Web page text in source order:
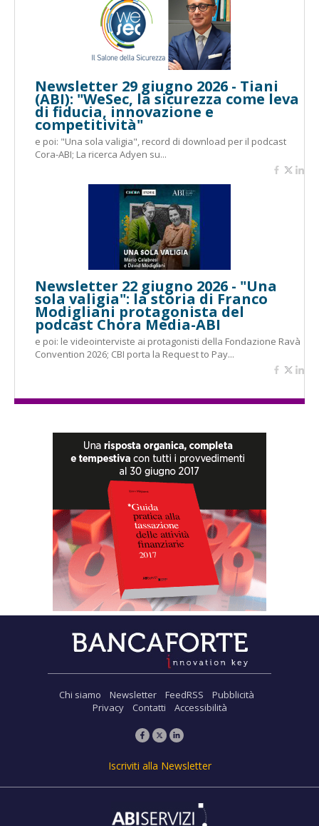
Newsletter 29 giugno 2026 - Tiani
(ABI): "WeSec, la sicurezza come leva
di fiducia, innovazione e
competitività"
e poi: "Una sola valigia", record di download per il podcast
Cora-ABI; La ricerca Adyen su...
Newsletter 22 giugno 2026 - "Una
sola valigia": la storia di Franco
Modigliani protagonista del
podcast Chora Media-ABI
e poi: le videointerviste ai protagonisti della Fondazione Ravà
Convention 2026; CBI porta la Request to Pay...
Chi siamo Newsletter FeedRSS
Pubblicità
Privacy
Contatti Accessibilità
Iscriviti alla Newsletter